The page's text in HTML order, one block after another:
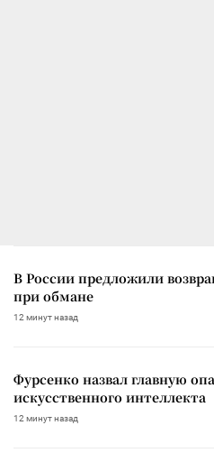
В России предложили
при обмане
12 минут назад
Фурсенко назвал главную
искусственного интеллекта
12 минут назад